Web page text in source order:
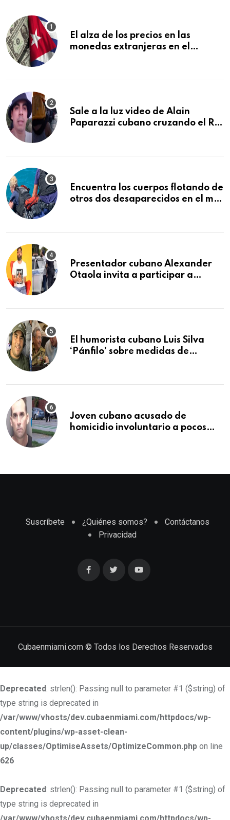
El alza de los precios en las
monedas extranjeras en el
Sale a la luz video de Alain
Paparazzi cubano cruzando el Río
Encuentra los cuerpos flotando de
otros dos desaparecidos en el mar
Presentador cubano Alexander
Otaola invita a participar a
que lo detuvo durante una
El humorista cubano Luis Silva
‘Pánfilo’ sobre medidas de
Joven cubano acusado de
homicidio involuntario a pocos
Suscríbete ¿Quiénes somos?
Contáctanos
Privacidad
Cubaenmiami.com © Todos los Derechos Reservados
Deprecated: strlen(): Passing null to parameter #1 ($string) of
type string is deprecated in
/var/www/vhosts/dev.cubaenmiami.com/httpdocs/wp-
content/plugins/wp-asset-clean-
up/classes/OptimiseAssets/OptimizeCommon.php on line
626
Deprecated: strlen(): Passing null to parameter #1 ($string) of
type string is deprecated in
/var/www/vhosts/dev.cubaenmiami.com/httpdocs/wp-